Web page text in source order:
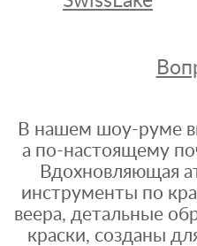
В нашем шоу-руме
а по-настоящему
Вдохновляющая
инструменты по
веера, детальные
краски, созданы